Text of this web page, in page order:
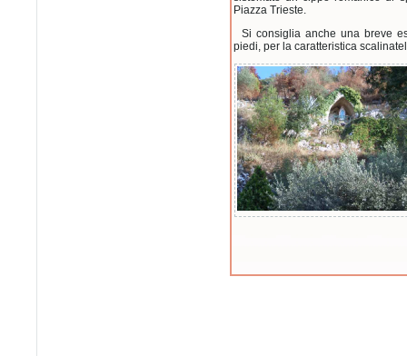
Piazza Trieste.
Si consiglia anche una breve
piedi, per la caratteristica